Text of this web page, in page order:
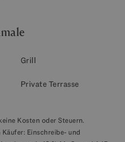
Grill
Private Terrasse
Kosten oder Steuern.
Einschreibe- und